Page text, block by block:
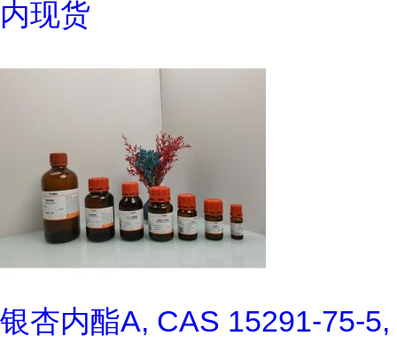
内现货
银杏内酯A, CAS 15291-75-5,